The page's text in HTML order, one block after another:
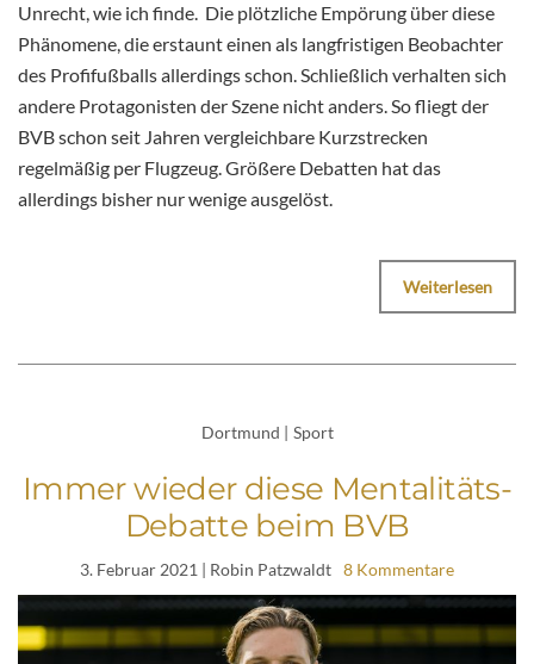
Unrecht, wie ich finde. Die plötzliche Empörung über diese
Phänomene, die erstaunt einen als langfristigen Beobachter
des Profifußballs allerdings schon. Schließlich verhalten sich
andere Protagonisten der Szene nicht anders. So fliegt der
BVB schon seit Jahren vergleichbare Kurzstrecken
regelmäßig per Flugzeug. Größere Debatten hat das
allerdings bisher nur wenige ausgelöst.
Weiterlesen
Dortmund | Sport
Immer wieder diese Mentalitäts-
Debatte beim BVB
3. Februar 2021 | Robin Patzwaldt 8 Kommentare